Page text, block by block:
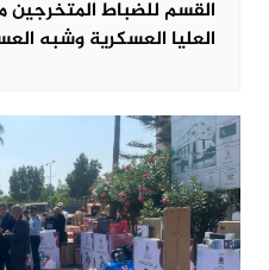
القسم للضباط المتخرجين
العليا العسكرية وشبه